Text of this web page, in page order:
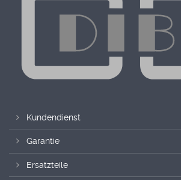
Kundendienst
Garantie
Ersatzteile